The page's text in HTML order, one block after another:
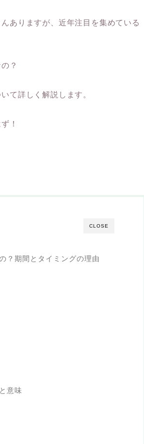
ありますが、近年注目を集めている
？
て詳しく解説します。
！
CLOSE
？期間とタイミングの理由
意味